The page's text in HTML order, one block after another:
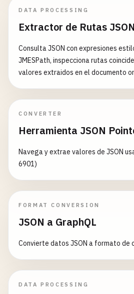
DATA PROCESSING
Extractor de Rutas JSON
Consulta JSON con expresiones
JMESPath, inspecciona rutas
valores extraidos en el documento
CONVERTER
Herramienta JSON
Navega y extrae valores de JSON
6901)
FORMAT CONVERSION
JSON a GraphQL
Convierte datos JSON a formato de
DATA PROCESSING